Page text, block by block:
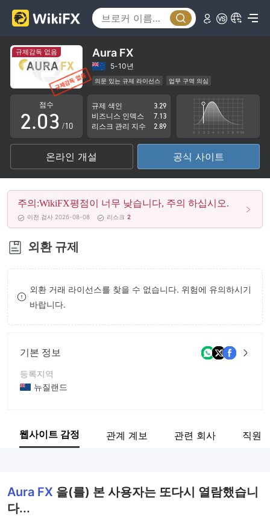
규제감독 없음 Aura FX
5-10년
의문 있는 규제 라이선스
업무 구역 의심
잠재적 위험성이 높음
점수
0
1
2
3
4
5
6
7
8
9
.0
1
2
3
4
5
6
7
8
0
1
2
3
4
5
6
7
8
9
/10
규제 색인
3.29
비즈니스 인덱스
7.13
리스크 관리 지수
2.89
온라인 개설 공식 사이트
주의:WikiFX평점이 너무 낮습니다, 주의 하십시오.
이전 검사 2026-08-08 리스크 2
외환 규제
외환 거래 라이선스를 찾을 수 없습니다. 위험에 유의하시기
바랍니다.
기본 정보
등록지역
뉴질랜드
회사 전체 이름
웹사이트 감정 관계 계보 관련 회사 직원
Aura FX 을(를) 본 사용자는 또다시 열람했습니
다...